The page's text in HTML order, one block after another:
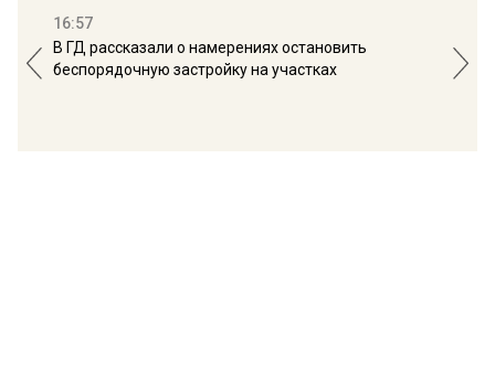
16:57
В ГД рассказали о намерениях остановить
беспорядочную застройку на участках